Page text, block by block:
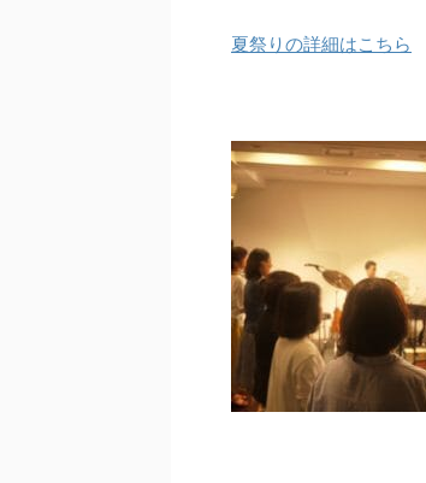
夏祭りの詳細はこちら